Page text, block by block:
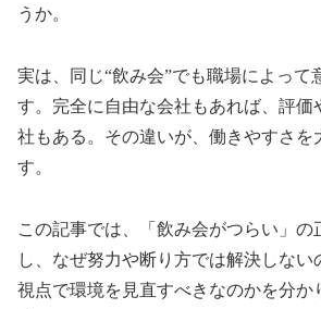
うか。
実は、同じ“飲み会”でも職場によって
す。完全に自由な会社もあれば、評価
社もある。その違いが、働きやすさを
す。
この記事では、「飲み会がつらい」の
し、なぜ努力や断り方では解決しない
視点で環境を見直すべきなのかを分か